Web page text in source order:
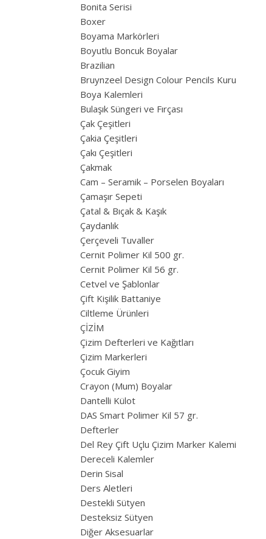
Bonita Serisi
Boxer
Boyama Markörleri
Boyutlu Boncuk Boyalar
Brazilian
Bruynzeel Design Colour Pencils Kuru
Boya Kalemleri
Bulaşık Süngeri ve Fırçası
Çak Çeşitleri
Çakia Çeşitleri
Çakı Çeşitleri
Çakmak
Cam – Seramik – Porselen Boyaları
Çamaşır Sepeti
Çatal & Bıçak & Kaşık
Çaydanlık
Çerçeveli Tuvaller
Cernit Polimer Kil 500 gr.
Cernit Polimer Kil 56 gr.
Cetvel ve Şablonlar
Çift Kişilik Battaniye
Ciltleme Ürünleri
ÇİZİM
Çizim Defterleri ve Kağıtları
Çizim Markerleri
Çocuk Giyim
Crayon (Mum) Boyalar
Dantelli Külot
DAS Smart Polimer Kil 57 gr.
Defterler
Del Rey Çift Uçlu Çizim Marker Kalemi
Dereceli Kalemler
Derin Sisal
Ders Aletleri
Destekli Sütyen
Desteksiz Sütyen
Diğer Aksesuarlar